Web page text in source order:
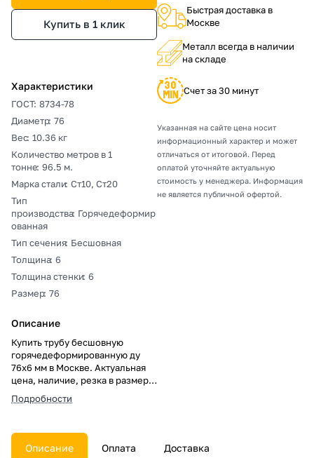
Купить в 1 клик
Характеристики
ГОСТ: 8734-78
Диаметр: 76
Вес: 10.36 кг
Количество метров в 1
тонне: 96.5 м.
Марка стали: Ст10, Ст20
Тип
производства: Горячедеформир
ованная
Тип сечения: Бесшовная
Толщина: 6
Толщина стенки: 6
Размер: 76
Описание
Купить трубу бесшовную
горячедеформированную ду
76х6 мм в Москве. Актуальная
цена, наличие, резка в размер,
погрузка, доставка, расчет веса
и документы.
Подробности
Быстрая доставка в
Москве
Металл всегда в наличии
на складе
Счет за 30 минут
Указанная на сайте цена носит
информационный характер и может
отличаться от итоговой. Перед
оплатой уточняйте актуальную
стоимость у менеджера. Информация
не является публичной офертой.
Описание Оплата Доставка